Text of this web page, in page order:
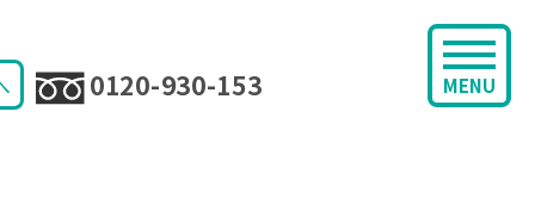
0120-930-153 MENU